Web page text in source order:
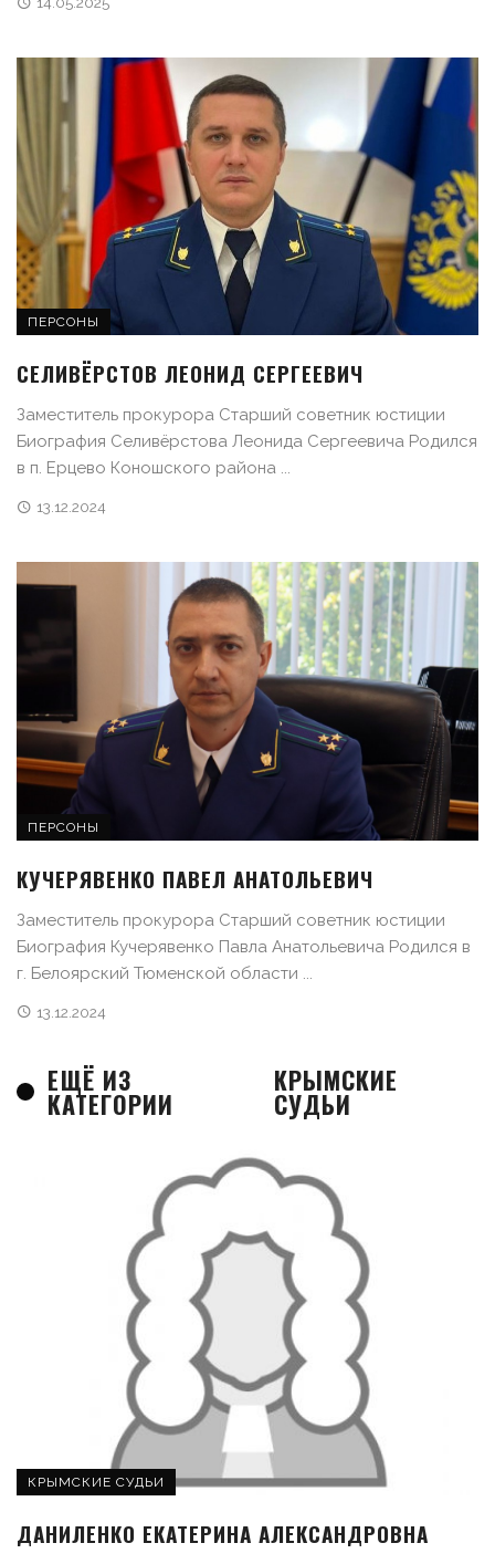
ПЕРСОНЫ
СЕЛИВЁРСТОВ ЛЕОНИД СЕРГЕЕВИЧ
Заместитель прокурора Старший советник юстиции
Биография Селивёрстова Леонида Сергеевича Родился
в п. Ерцево Коношского района ...
13.12.2024
ПЕРСОНЫ
КУЧЕРЯВЕНКО ПАВЕЛ АНАТОЛЬЕВИЧ
Заместитель прокурора Старший советник юстиции
Биография Кучерявенко Павла Анатольевича Родился в
г. Белоярский Тюменской области ...
13.12.2024
ЕЩЁ ИЗ
КАТЕГОРИИ
КРЫМСКИЕ
СУДЬИ
КРЫМСКИЕ СУДЬИ
ДАНИЛЕНКО ЕКАТЕРИНА АЛЕКСАНДРОВНА